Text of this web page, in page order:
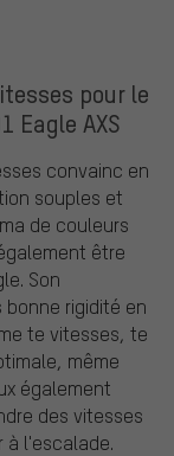
pour le
Eagle AXS
convainc en
souples et
de couleurs
être
Son
rigidité en
te vitesses, te
même
également
des vitesses
à l'escalade.